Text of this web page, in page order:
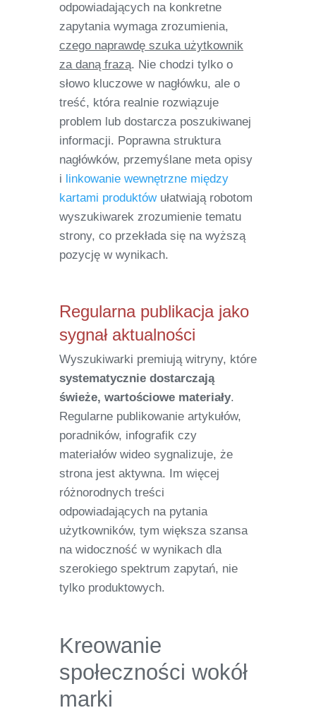
odpowiadających na konkretne
zapytania wymaga zrozumienia,
czego naprawdę szuka użytkownik
za daną frazą. Nie chodzi tylko o
słowo kluczowe w nagłówku, ale o
treść, która realnie rozwiązuje
problem lub dostarcza poszukiwanej
informacji. Poprawna struktura
nagłówków, przemyślane meta opisy
i linkowanie wewnętrzne między
kartami produktówułatwiają robotom
wyszukiwarek zrozumienie tematu
strony, co przekłada się na wyższą
pozycję w wynikach.
Regularna publikacja jako
sygnał aktualności
Wyszukiwarki premiują witryny, które
systematycznie dostarczają
świeże, wartościowe materiały.
Regularne publikowanie artykułów,
poradników, infografik czy
materiałów wideo sygnalizuje, że
strona jest aktywna. Im więcej
różnorodnych treści
odpowiadających na pytania
użytkowników, tym większa szansa
na widoczność w wynikach dla
szerokiego spektrum zapytań, nie
tylko produktowych.
Kreowanie
społeczności wokół
marki